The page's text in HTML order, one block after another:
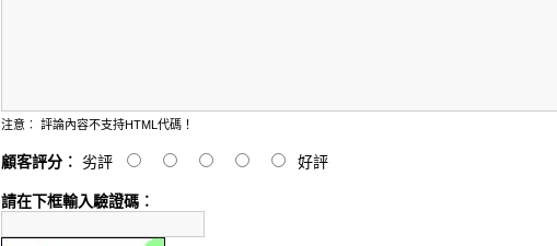
注意︰ 評論內容不支持HTML代碼！
顧客評分︰ 劣評 好評
請在下框輸入驗證碼︰